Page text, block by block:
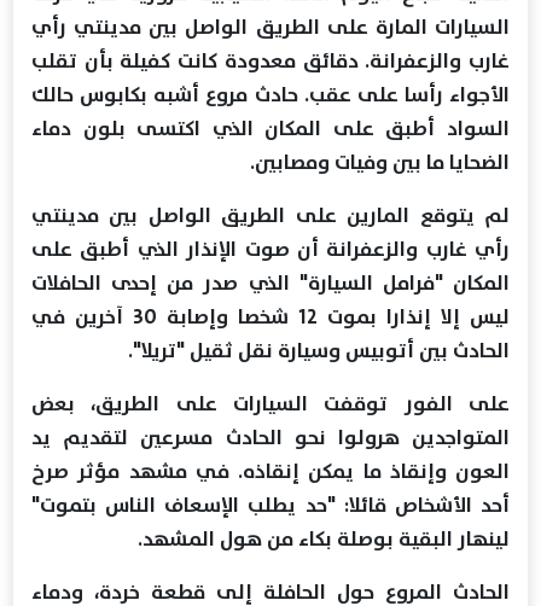
السيارات المارة على الطريق الواصل بين مدينتي رأي
غارب والزعفرانة. دقائق معدودة كانت كفيلة بأن تقلب
الأجواء رأسا على عقب. حادث مروع أشبه بكابوس حالك
السواد أطبق على المكان الذي اكتسى بلون دماء
الضحايا ما بين وفيات ومصابين.
لم يتوقع المارين على الطريق الواصل بين مدينتي
رأي غارب والزعفرانة أن صوت الإنذار الذي أطبق على
المكان "فرامل السيارة" الذي صدر من إحدى الحافلات
ليس إلا إنذارا بموت 12 شخصا وإصابة 30 آخرين في
الحادث بين أتوبيس وسيارة نقل ثقيل "تريلا".
على الفور توقفت السيارات على الطريق، بعض
المتواجدين هرولوا نحو الحادث مسرعين لتقديم يد
العون وإنقاذ ما يمكن إنقاذه. في مشهد مؤثر صرخ
أحد الأشخاص قائلا: "حد يطلب الإسعاف الناس بتموت"
لينهار البقية بوصلة بكاء من هول المشهد.
الحادث المروع حول الحافلة إلى قطعة خردة، ودماء